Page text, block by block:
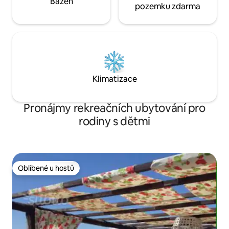
pozemku zdarma
Klimatizace
Pronájmy rekreačních ubytování pro
rodiny s dětmi
Oblíbené u hostů
Oblíbené u hostů